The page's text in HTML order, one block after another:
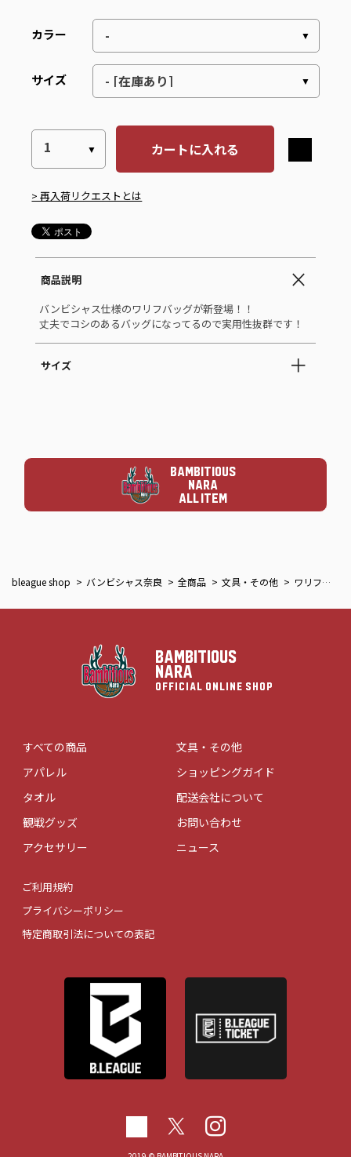
カラー
サイズ
カートに入れる
> 再入荷リクエストとは
商品説明
バンビシャス仕様のワリフバッグが新登場！！
丈夫でコシのあるバッグになってるので実用性抜群です！
サイズ
BAMBITIOUS
NARA
ALL ITEM
bleague shop バンビシャス奈良 全商品 文具・その他 ワリフバッグ
BAMBITIOUS
NARA
OFFICIAL ONLINE SHOP
すべての商品
アパレル
タオル
観戦グッズ
アクセサリー
文具・その他
ショッピングガイド
配送会社について
お問い合わせ
ニュース
ご利用規約
プライバシーポリシー
特定商取引法についての表記